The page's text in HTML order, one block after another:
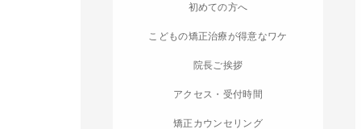
初めての方へ
こどもの矯正治療が得意なワケ
院長ご挨拶
アクセス・受付時間
矯正カウンセリング